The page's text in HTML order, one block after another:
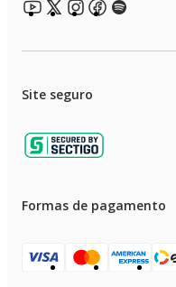
Site seguro
Formas de pagamento